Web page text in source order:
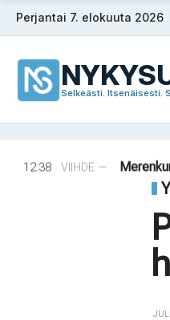
Siirry
sisältöön
Perjantai 7. elokuuta 2026
Selkeästi. Itsenäisesti.
12:38 VIIHDE —